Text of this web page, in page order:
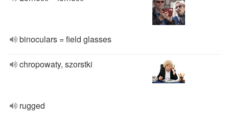
binoculars = field glasses
chropowaty, szorstki
rugged